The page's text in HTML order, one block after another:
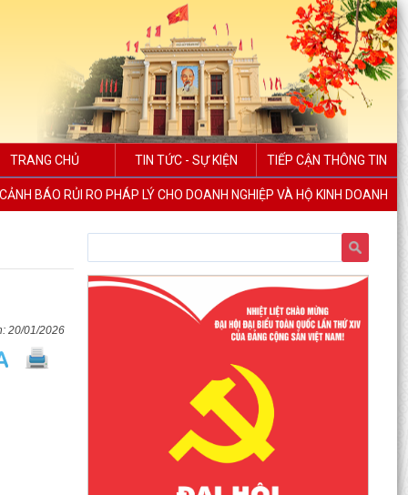
TRANG CHỦ TIN TỨC - SỰ KIỆN TIẾP CẬN THÔNG TIN
CẢNH BÁO RỦI RO PHÁP LÝ CHO DOANH NGHIỆP VÀ HỘ KINH DOANH
20/01/2026